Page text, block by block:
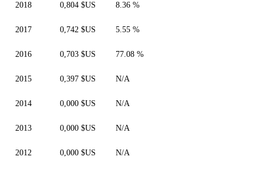
2018 0,804 $US 8.36 %
2017 0,742 $US 5.55 %
2016 0,703 $US 77.08 %
2015 0,397 $US N/A
2014 0,000 $US N/A
2013 0,000 $US N/A
2012 0,000 $US N/A